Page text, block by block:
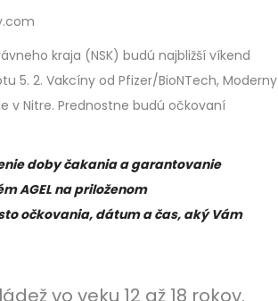
kraja (NSK) budú najbližší víkend
5. 2. Vakcíny od Pfizer/BioNTech, Moderny
v Nitre. Prednostne budú očkovaní
doby čakania a garantovanie
AGEL na priloženom
očkovania, dátum a čas, aký Vám
vo veku 12 až 18 rokov.